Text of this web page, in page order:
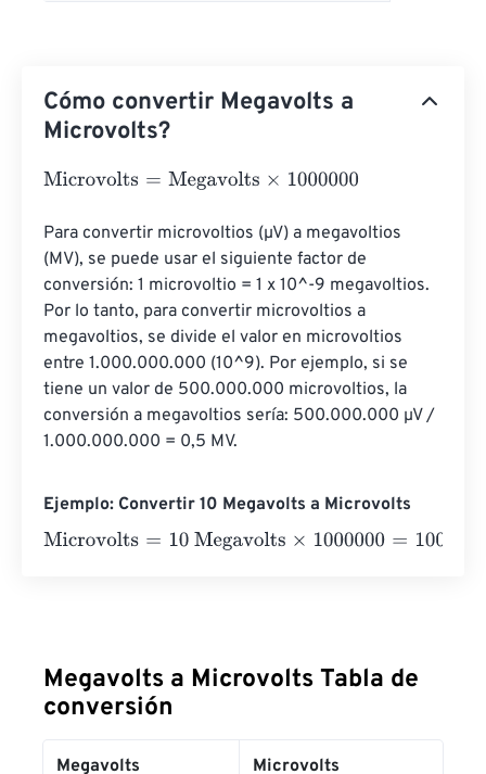
Cómo convertir Megavolts a
Microvolts?
Microvolts=Megavolts×1000000
Para convertir microvoltios (µV) a megavoltios
(MV), se puede usar el siguiente factor de
conversión: 1 microvoltio = 1 x 10^-9 megavoltios.
Por lo tanto, para convertir microvoltios a
megavoltios, se divide el valor en microvoltios
entre 1.000.000.000 (10^9). Por ejemplo, si se
tiene un valor de 500.000.000 microvoltios, la
conversión a megavoltios sería: 500.000.000 µV /
1.000.000.000 = 0,5 MV.
Ejemplo: Convertir 10 Megavolts a Microvolts
Microvolts=10 Megavolts×1000000=10000000
Megavolts a Microvolts Tabla de
conversión
Megavolts Microvolts